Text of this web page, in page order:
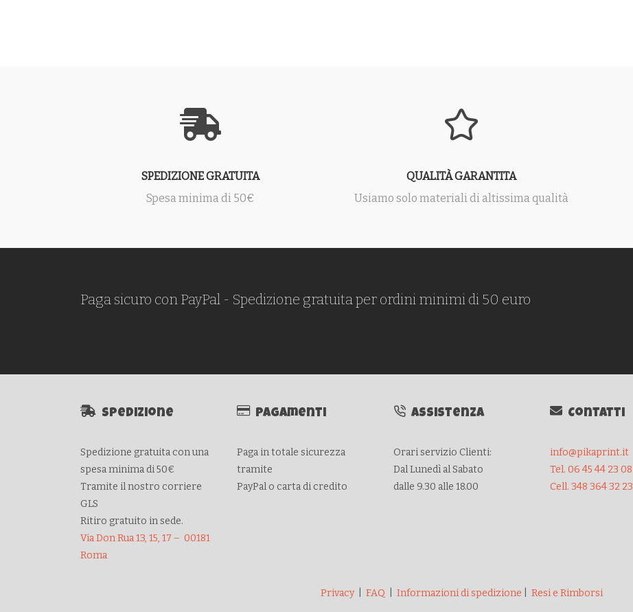
SPEDIZIONE GRATUITA
Spesa minima di 50€
QUALITÀ GARANTITA
Usiamo solo materiali di altissima qualità
Paga sicuro con PayPal - Spedizione gratuita per ordini minimi di 50 euro
Spedizione
Spedizione gratuita con una
spesa minima di 50€
Tramite il nostro corriere
GLS
Ritiro gratuito in sede.
Via Don Rua 13, 15, 17 – 00181
Roma
Pagamenti
Paga in totale sicurezza
tramite
PayPal o carta di credito
Assistenza
Orari servizio Clienti:
Dal Lunedì al Sabato
dalle 9.30 alle 18.00
Contatti
info@pikaprint.it
Tel. 06 45 44 23 08
Cell. 348 364 32 23
Privacy| FAQ Informazioni di spedizione Resi e Rimborsi